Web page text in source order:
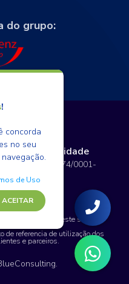
do grupo:
de Privacidade
- 12.797.074/0001-
reservados.
usados neste site são
de referencia de utilização dos
e parceiros.
.
!
concorda
no seu
de Uso
ACEITAR